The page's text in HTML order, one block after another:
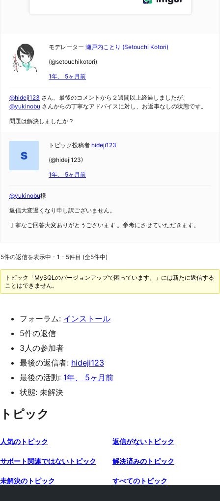
モデレーター 瀬戸内ことり (Setouchi Kotori)
(@setouchikotori)
1年、 5ヶ月前
@hideji123 さん、最後のコメントから２週間以上経過しましたが、
@yukinobu さんからの丁寧なアドバイスに対し、お返事なしの状態です。
問題は解決しましたか？
トピック投稿者 hideji123
(@hideji123)
1年、 5ヶ月前
@yukinobu様
返信大変遅くなり申し訳ございません。
丁寧なご回答大変ありがとうございます 。参考にさせていただきます。
5件の返信を表示中 - 1 - 5件目 (全5件中)
トピック「MySQLのバージョンアップで困っています。」には新たに返信する
ことはできません。
フォーラム: インストール
5件の返信
3人の参加者
最後の返信者: hideji123
最後の活動: 1年、 5ヶ月前
状態: 未解決
トピック
人気のトピック 返信がないトピック
サポート関連ではないトピック 解決済みのトピック
未解決のトピック すべてのトピック